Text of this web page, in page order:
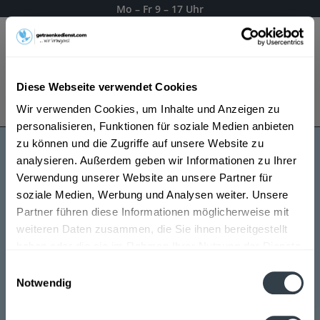
Diese Webseite verwendet Cookies
Wir verwenden Cookies, um Inhalte und Anzeigen zu
personalisieren, Funktionen für soziale Medien anbieten
zu können und die Zugriffe auf unsere Website zu
analysieren. Außerdem geben wir Informationen zu Ihrer
Verwendung unserer Website an unsere Partner für
soziale Medien, Werbung und Analysen weiter. Unsere
Partner führen diese Informationen möglicherweise mit
weiteren Daten zusammen, die Sie ihnen bereitgestellt
Notwendig
Mo – Fr 9 – 17 Uhr
Es gilt unsereDatenschutzerklärung
Raritas Spirituosen